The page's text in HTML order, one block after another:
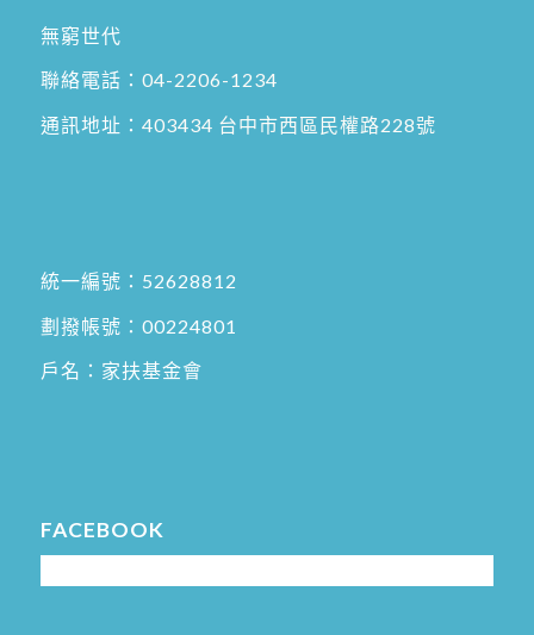
無窮世代
聯絡電話： 04-2206-1234
通訊地址： 403434 台中市西區民權路228號
統一編號：52628812
劃撥帳號：00224801
戶名：家扶基金會
FACEBOOK